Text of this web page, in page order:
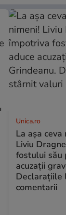
Unica.ro
La așa
Liviu
fostului său
acuzații
Declarațiile
comentarii